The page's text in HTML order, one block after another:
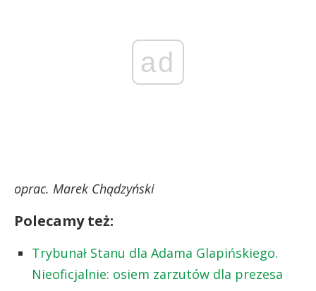
ad
oprac. Marek Chądzyński
Polecamy też:
Trybunał Stanu dla Adama Glapińskiego.
Nieoficjalnie: osiem zarzutów dla prezesa